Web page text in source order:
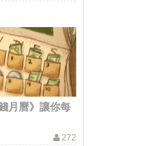
月曆》讓你每
272